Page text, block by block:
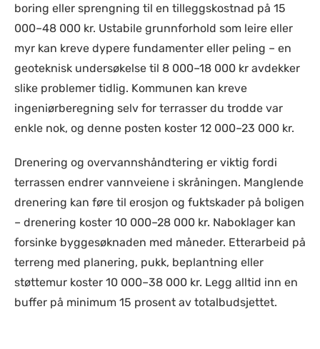
boring eller sprengning til en tilleggskostnad på 15
000–48 000 kr. Ustabile grunnforhold som leire eller
myr kan kreve dypere fundamenter eller peling – en
geoteknisk undersøkelse til 8 000–18 000 kr avdekker
slike problemer tidlig. Kommunen kan kreve
ingeniørberegning selv for terrasser du trodde var
enkle nok, og denne posten koster 12 000–23 000 kr.
Drenering og overvannshåndtering er viktig fordi
terrassen endrer vannveiene i skråningen. Manglende
drenering kan føre til erosjon og fuktskader på boligen
– drenering koster 10 000–28 000 kr. Naboklager kan
forsinke byggesøknaden med måneder. Etterarbeid på
terreng med planering, pukk, beplantning eller
støttemur koster 10 000–38 000 kr. Legg alltid inn en
buffer på minimum 15 prosent av totalbudsjettet.